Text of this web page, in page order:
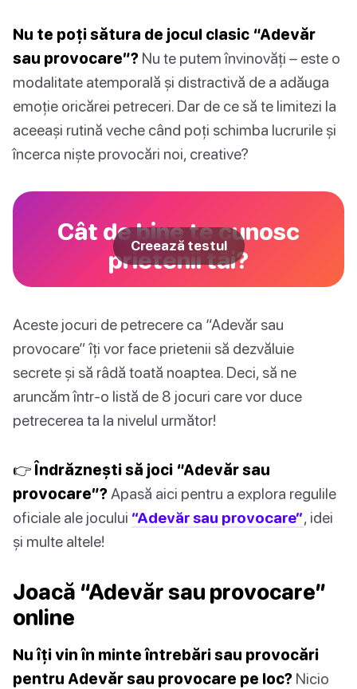
Nu te poți sătura de jocul clasic “Adevăr
sau provocare”? Nu te putem învinovăți – este o
modalitate atemporală și distractivă de a adăuga
emoție oricărei petreceri. Dar de ce să te limitezi la
aceeași rutină veche când poți schimba lucrurile și
încerca niște provocări noi, creative?
Cât de bine te cunosc
prietenii tăi?
Creează testul
Aceste jocuri de petrecere ca “Adevăr sau
provocare” îți vor face prietenii să dezvăluie
secrete și să râdă toată noaptea. Deci, să ne
aruncăm într-o listă de 8 jocuri care vor duce
petrecerea ta la nivelul următor!
👉 Îndrăznești să joci “Adevăr sau
provocare”?Apasă aici pentru a explora regulile
oficiale ale jocului “Adevăr sau provocare”, idei
și multe altele!
Joacă “Adevăr sau provocare”
online
Nu îți vin în minte întrebări sau provocări
pentru Adevăr sau provocare pe loc? Nicio